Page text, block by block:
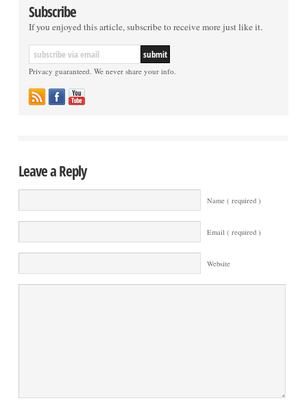
Subscribe
If you enjoyed this article, subscribe to receive more just like it.
Privacy guaranteed. We never share your info.
Leave a Reply
Name ( required )
Email ( required )
Website